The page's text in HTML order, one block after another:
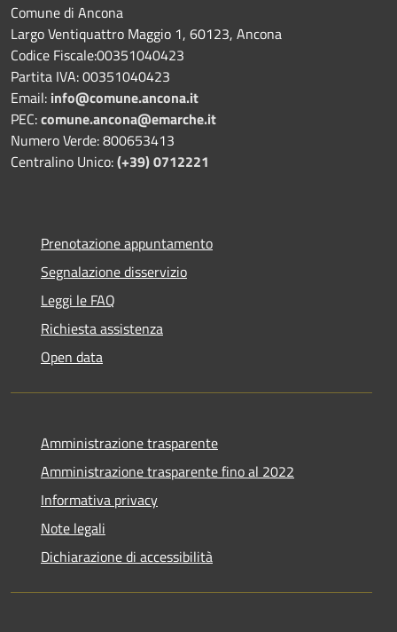
Comune di Ancona
Largo Ventiquattro Maggio 1, 60123, Ancona
Codice Fiscale:00351040423
Partita IVA: 00351040423
Email: info@comune.ancona.it
PEC:comune.ancona@emarche.it
Numero Verde: 800653413
Centralino Unico:(+39) 0712221
Prenotazione appuntamento
Segnalazione disservizio
Leggi le FAQ
Richiesta assistenza
Open data
Amministrazione trasparente
Amministrazione trasparente fino al 2022
Informativa privacy
Note legali
Dichiarazione di accessibilità